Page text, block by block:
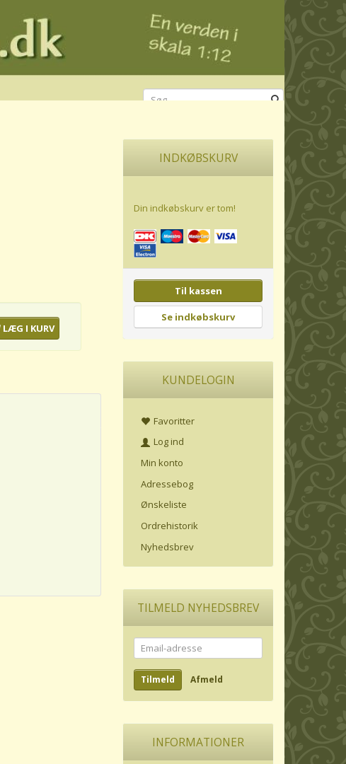
LÆG I KURV
INDKØBSKURV
Din indkøbskurv er tom!
Til kassen
Se indkøbskurv
KUNDELOGIN
Favoritter
Log ind
Min konto
Adressebog
Ønskeliste
Ordrehistorik
Nyhedsbrev
TILMELD NYHEDSBREV
Email-
adresse
Tilmeld Afmeld
INFORMATIONER